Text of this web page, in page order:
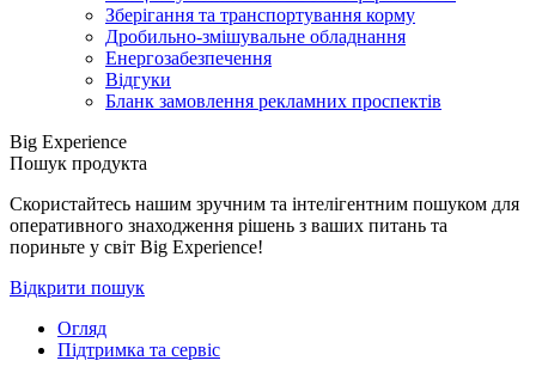
Зберігання та транспортування корму
Дробильно-змішувальне обладнання
Енергозабезпечення
Відгуки
Бланк замовлення рекламних проспектів
Big Experience
Пошук продукта
Скористайтесь нашим зручним та інтелігентним пошуком для
оперативного знаходження рішень з ваших питань та
пориньте у світ Big Experience!
Відкрити пошук
Огляд
Підтримка та сервіс